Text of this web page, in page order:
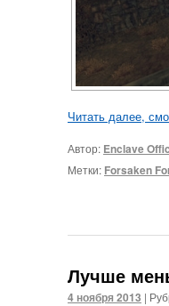
Читать далее,
Автор: Enclave
Метки: Forsaken
Лучше
4 ноября 2013 |